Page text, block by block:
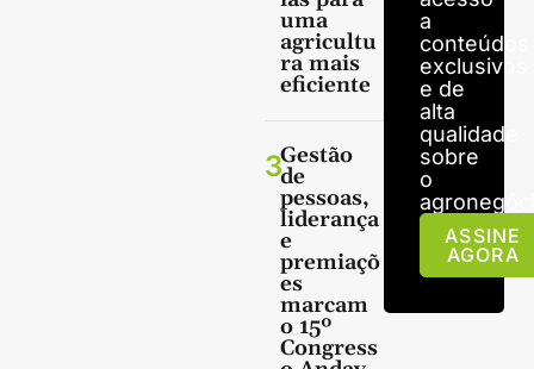
uma
agricultu
ra mais
eficiente
3Gestão
de
pessoas,
liderança
e
premiaçõ
es
marcam
o 15º
Congress
a
conteúdos
exclusivos
e de
alta
qualidade
sobre
o
ASSINE
AGORA